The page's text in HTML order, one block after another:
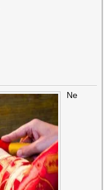
Ne